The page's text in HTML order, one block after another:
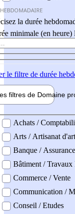
la durée
minimale (en heure)
le filtre de durée
filtres de Domaine
professionel
Achats /
Arts / Artisanat d'art
Banque / Assurance
Bâtiment / Travaux
Commerce / Vente
Communication /
Conseil / Etudes